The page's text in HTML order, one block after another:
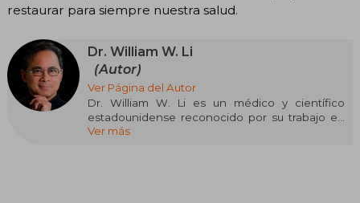
restaurar para siempre nuestra salud.
Dr. William W. Li
(Autor)
Ver Página del Autor
Dr. William W. Li es un médico y científico
estadounidense reconocido por su trabajo en
angiogénesis, el estudio de la formación de
Ver más